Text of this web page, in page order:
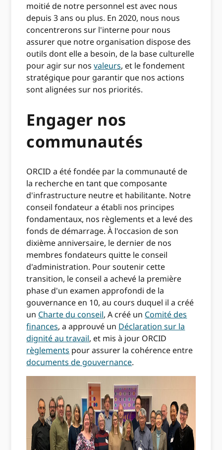
moitié de notre personnel est avec nous
depuis 3 ans ou plus. En 2020, nous nous
concentrerons sur l'interne pour nous
assurer que notre organisation dispose des
outils dont elle a besoin, de la base culturelle
pour agir sur nosvaleurs, et le fondement
stratégique pour garantir que nos actions
sont alignées sur nos priorités.
Engager nos
communautés
ORCID a été fondée par la communauté de
la recherche en tant que composante
d'infrastructure neutre et habilitante. Notre
conseil fondateur a établi nos principes
fondamentaux, nos règlements et a levé des
fonds de démarrage. À l'occasion de son
dixième anniversaire, le dernier de nos
membres fondateurs quitte le conseil
d'administration. Pour soutenir cette
transition, le conseil a achevé la première
phase d'un examen approfondi de la
gouvernance en 10, au cours duquel il a créé
un Charte du conseil, A créé un Comité des
finances, a approuvé un Déclaration sur la
dignité au travail, et mis à jour ORCID
règlements pour assurer la cohérence entre
documents de gouvernance.